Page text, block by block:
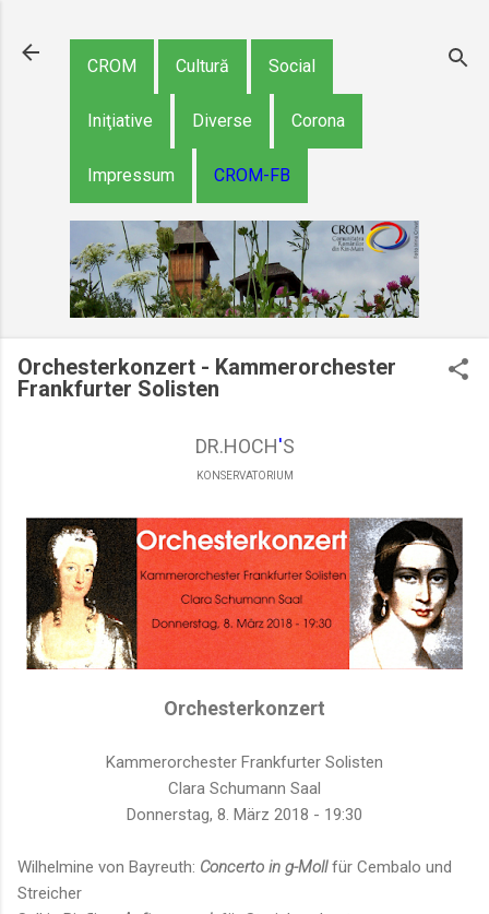
CROM Cultură Social
Iniţiative Diverse Corona
Impressum CROM-FB
Orchesterkonzert - Kammerorchester
Frankfurter Solisten
DR.HOCH'S
KONSERVATORIUM
Orchesterkonzert
Kammerorchester Frankfurter Solisten
Clara Schumann Saal
Donnerstag, 8. März 2018 - 19:30
Wilhelmine von Bayreuth: Concerto in g-Mollfür Cembalo und
Streicher